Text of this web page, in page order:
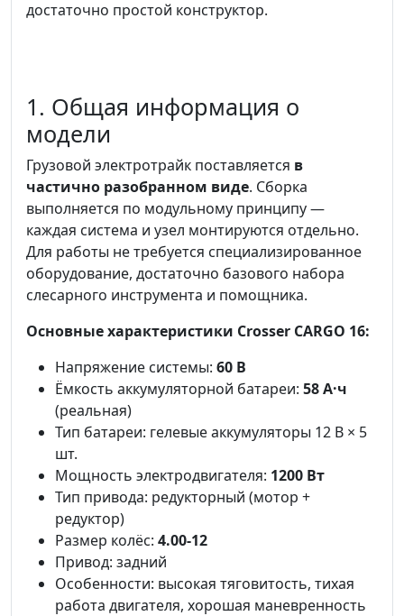
достаточно простой конструктор.
1. Общая информация о
модели
Грузовой электротрайк поставляется в
частично разобранном виде. Сборка
выполняется по модульному принципу —
каждая система и узел монтируются отдельно.
Для работы не требуется специализированное
оборудование, достаточно базового набора
слесарного инструмента и помощника.
Основные характеристики Crosser CARGO 16:
Напряжение системы: 60 В
Ёмкость аккумуляторной батареи: 58 А·ч
(реальная)
Тип батареи: гелевые аккумуляторы 12 В × 5
шт.
Мощность электродвигателя: 1200 Вт
Тип привода: редукторный (мотор +
редуктор)
Размер колёс: 4.00-12
Привод: задний
Особенности: высокая тяговитость, тихая
работа двигателя, хорошая маневренность